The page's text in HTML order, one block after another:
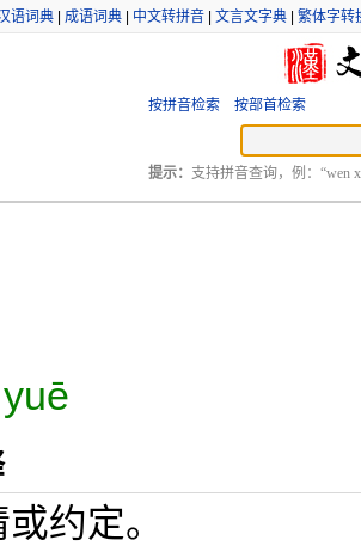
语词典 成语词典 中文转拼音 文言文字典 繁体字转
按拼音检索 按部首检索
提示： 支持拼音查询，例：“wen
约定。